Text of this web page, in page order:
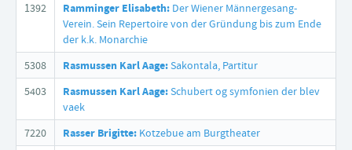
1392
Ramminger Elisabeth: Der Wiener Männergesang-
Verein. Sein Repertoire von der Gründung bis zum Ende
der k.k. Monarchie
5308
Rasmussen Karl Aage:Sakontala, Partitur
5403
Rasmussen Karl Aage:Schubert og symfonien der blev
vaek
7220
Rasser Brigitte: Kotzebue am Burgtheater